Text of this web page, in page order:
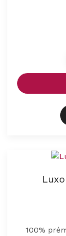
100%